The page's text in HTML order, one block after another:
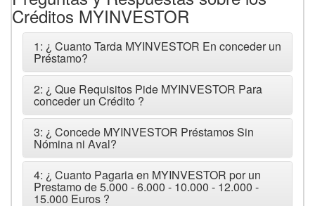
Créditos MYINVESTOR
1: ¿ Cuanto Tarda MYINVESTOR En conceder un
Préstamo?
2: ¿ Que Requisitos Pide MYINVESTOR Para
conceder un Crédito ?
3: ¿ Concede MYINVESTOR Préstamos Sin
Nómina ni Aval?
4: ¿ Cuanto Pagaria en MYINVESTOR por un
Prestamo de 5.000 - 6.000 - 10.000 - 12.000 -
15.000 Euros ?